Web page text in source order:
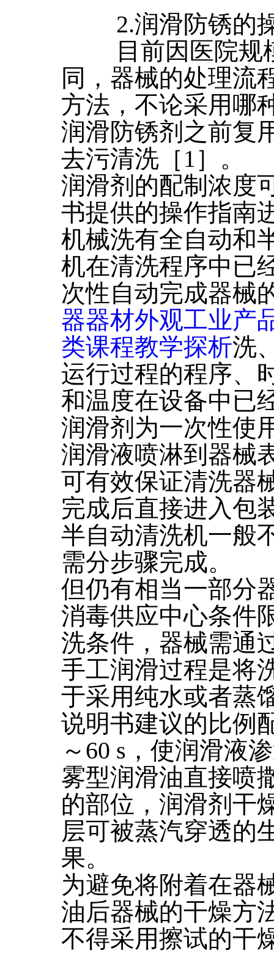
2.润滑防锈的
目前因医院规模
同，器械的处理流
方法，不论采用哪
润滑防锈剂之前复
去污清洗［1］。
润滑剂的配制浓度
书提供的操作指南
机械洗有全自动和
机在清洗程序中已
次性自动完成器械
器器材外观工业产
类课程教学探析洗
运行过程的程序、
和温度在设备中已
润滑剂为一次性使
润滑液喷淋到器械
可有效保证清洗器
完成后直接进入包
半自动清洗机一般
需分步骤完成。
但仍有相当一部分
消毒供应中心条件
洗条件，器械需通
手工润滑过程是将
于采用纯水或者蒸
说明书建议的比例
～60 s，使润滑液
雾型润滑油直接喷
的部位，润滑剂干
层可被蒸汽穿透的
果。
为避免将附着在器
油后器械的干燥方
不得采用擦试的干